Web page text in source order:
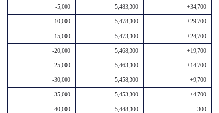
-5,000 5,483,300 +34,700
-10,000 5,478,300 +29,700
-15,000 5,473,300 +24,700
-20,000 5,468,300 +19,700
-25,000 5,463,300 +14,700
-30,000 5,458,300 +9,700
-35,000 5,453,300 +4,700
-40,000 5,448,300 -300